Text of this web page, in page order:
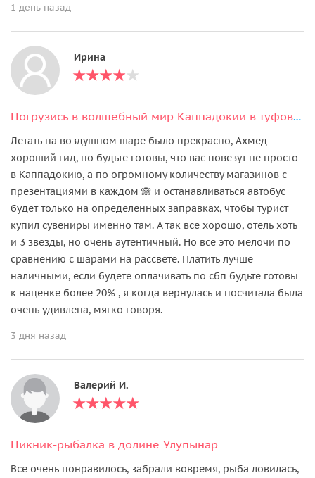
1 день назад
Ирина
Погрузись в волшебный мир Каппадокии в туфовом отеле
Летать на воздушном шаре было прекрасно, Ахмед
хороший гид, но будьте готовы, что вас повезут не просто
в Каппадокию, а по огромному количеству магазинов с
презентациями в каждом 🙈 и останавливаться автобус
будет только на определенных заправках, чтобы турист
купил сувениры именно там. А так все хорошо, отель хоть
и 3 звезды, но очень аутентичный. Но все это мелочи по
сравнению с шарами на рассвете. Платить лучше
наличными, если будете оплачивать по сбп будьте готовы
к наценке более 20% , я когда вернулась и посчитала была
очень удивлена, мягко говоря.
3 дня назад
Валерий И.
Пикник-рыбалка в долине Улупынар
Все очень понравилось, забрали вовремя, рыба ловилась,